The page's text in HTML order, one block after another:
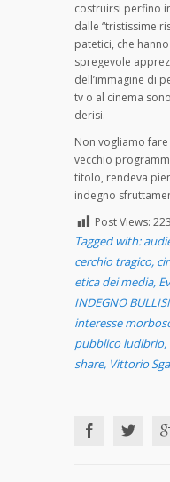
costruirsi perfino
dalle “tristissime
patetici, che
spregevole
dell’immagine di
tv o al cinema
derisi.
Non vogliamo
vecchio
titolo, rendeva
indegno
Post Views: 223
Tagged with:
cerchio tragico,
etica dei media,
INDEGNO
interesse
pubblico ludibrio,
share, Vittorio